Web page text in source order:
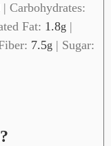
| Carbohydrates:
Fat: 1.8g |
7.5g | Sugar: